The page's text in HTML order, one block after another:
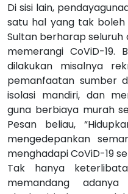
Di sisi lain,
satu hal yang tak
Sultan berharap
memerangi CoViD-
dilakukan misalnya
pemanfaatan sumber
isolasi mandiri, dan
guna berbiaya murah
Pesan beliau,
mengedepankan
menghadapi CoViD-19
Tak hanya
memandang